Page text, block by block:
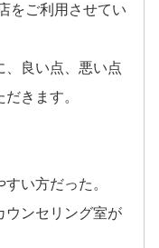
をご利用させてい
、良い点、悪い点
きます。
い方だった。
ウンセリング室が